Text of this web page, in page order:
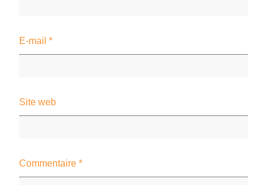
Commentaire*
E-mail*
Site web